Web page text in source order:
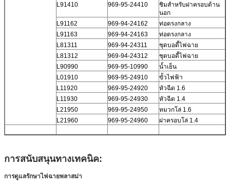
L91410
969-95-24410
ชิมสำหรับฝาครอบด้าน
นอก
L91162
969-94-24162
ท่อตรงกลาง
L91163
969-94-24163
ท่อตรงกลาง
L81311
969-94-24311
ชุดบอดี้ไฟฉาย
L81312
969-94-24312
ชุดบอดี้ไฟฉาย
L90990
969-95-10990
น้ำเย็น
L01910
969-95-24910
ขั้วไฟฟ้า
L11920
969-95-24920
หัวฉีด 1.6
L11930
969-95-24930
หัวฉีด 1.4
L21950
969-95-24950
หมวกโล่ 1.6
L21960
969-95-24960 ฝาครอบโล่ 1.4
การสนับสนุนทางเทคนิค:
การดูแลรักษาไฟฉายพลาสม่า